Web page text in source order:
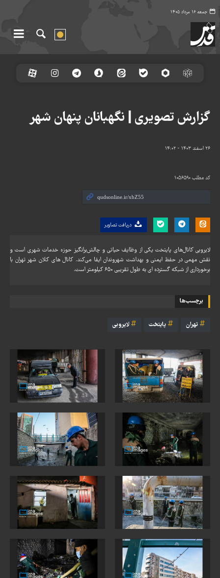
جمعه ۱۶ مرداد ۱۴۰۵
۲۶ اسفند ۱۴۰۳ - ۱۴:۰۲
کد مطلب ۱۰۵۶۵۹۰
دریافت تصاویر
گزارش تصویری | نگهبانان پنهان شهر
لایروبی کانال‌های پایتخت یکی از وظایف حیاتی و چالش‌برانگیز حوزه خدمات شهری است و
نقش مهمی در حفظ ایمنی و بهداشت شهروندان ایفا می‌کند. کانال های کلان شهر تهران با
برخورداری از شبکه‌ گسترده ای به طول تقریبی ۶۵۰ کیلومتر است.
برچسب‌ها
تهران پایتخت لایروبی